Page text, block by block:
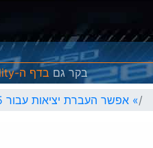
בקר גם בדף ה-cFos eMobility
» אפשר העברת יציאות עבור BT Home Hub 5 (סוג A)